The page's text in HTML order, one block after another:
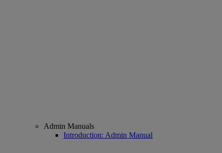
Admin Manuals
Introduction: Admin Manual